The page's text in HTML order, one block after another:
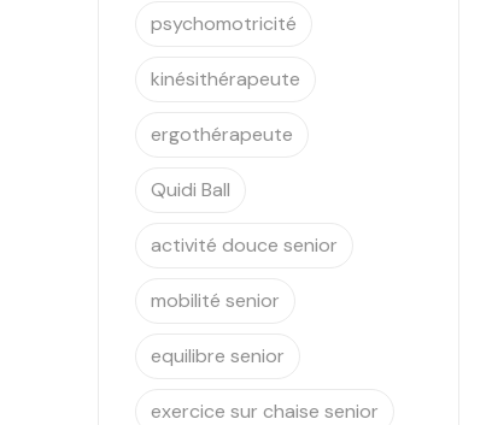
psychomotricité
kinésithérapeute
ergothérapeute
Quidi Ball
activité douce senior
mobilité senior
equilibre senior
exercice sur chaise senior